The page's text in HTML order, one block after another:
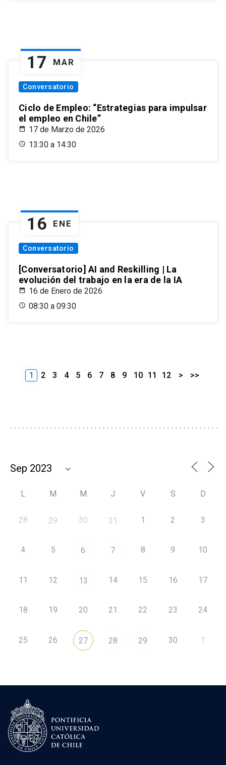
17 MAR
Conversatorio
Ciclo de Empleo: “Estrategias para impulsar
el empleo en Chile”
17 de Marzo de 2026
13:30 a 14:30
16 ENE
Conversatorio
[Conversatorio] AI and Reskilling | La
evolución del trabajo en la era de la IA
16 de Enero de 2026
08:30 a 09:30
1 2 3 4 5 6 7 8 9 10 11 12 > >>
L M M J V S D
28 29 30 31 1 2 3
4 5 6 7 8 9 10
11 12 13 14 15 16 17
18 19 20 21 22 23 24
25 26 27 28 29 30 1